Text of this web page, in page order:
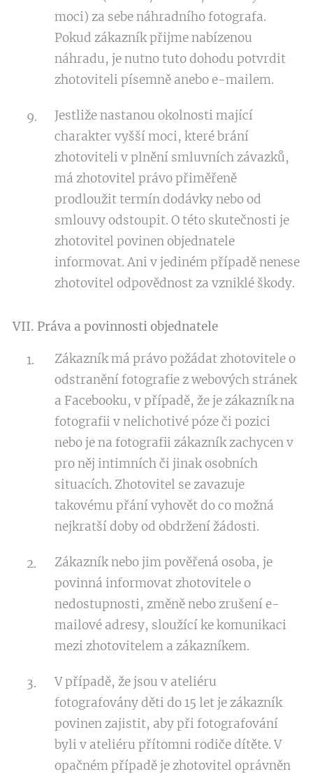
moci) za sebe náhradního fotografa.
Pokud zákazník přijme nabízenou
náhradu, je nutno tuto dohodu potvrdit
zhotoviteli písemně anebo e-mailem.
Jestliže nastanou okolnosti mající
charakter vyšší moci, které brání
zhotoviteli v plnění smluvních závazků,
má zhotovitel právo přiměřeně
prodloužit termín dodávky nebo od
smlouvy odstoupit. O této skutečnosti je
zhotovitel povinen objednatele
informovat. Ani v jediném případě nenese
zhotovitel odpovědnost za vzniklé škody.
VII. Práva a povinnosti objednatele
Zákazník má právo požádat zhotovitele o
odstranění fotografie z webových stránek
a Facebooku, v případě, že je zákazník na
fotografii v nelichotivé póze či pozici
nebo je na fotografii zákazník zachycen v
pro něj intimních či jinak osobních
situacích. Zhotovitel se zavazuje
takovému přání vyhovět do co možná
nejkratší doby od obdržení žádosti.
Zákazník nebo jim pověřená osoba, je
povinná informovat zhotovitele o
nedostupnosti, změně nebo zrušení e-
mailové adresy, sloužící ke komunikaci
mezi zhotovitelem a zákazníkem.
V případě, že jsou v ateliéru
fotografovány děti do 15 let je zákazník
povinen zajistit, aby při fotografování
byli v ateliéru přítomni rodiče dítěte. V
opačném případě je zhotovitel oprávněn